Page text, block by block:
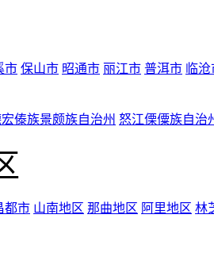
市 保山市 昭通市 丽江市 普洱市 临
傣族景颇族自治州 怒江傈僳族自治
都市 山南地区 那曲地区 阿里地区 林